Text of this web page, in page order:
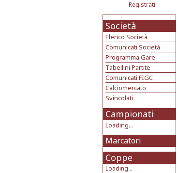
Registrati
Società
Elenco Società
Comunicati Società
Programma Gare
Tabellini Partite
Comunicati FIGC
Calciomercato
Svincolati
Campionati
Loading...
Marcatori
Coppe
Loading...